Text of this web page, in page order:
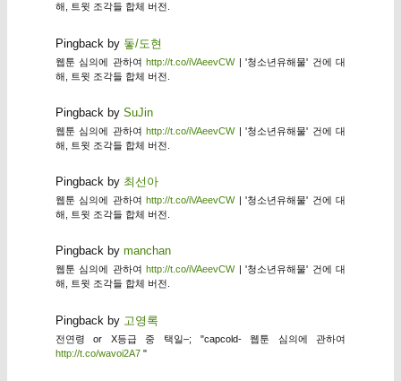
해, 트윗 조각들 합체 버전.
Pingback by 돟/도현
웹툰 심의에 관하여http://t.co/iVAeevCW| '청소년유해물' 건에 대
해, 트윗 조각들 합체 버전.
Pingback by SuJin
웹툰 심의에 관하여http://t.co/iVAeevCW| '청소년유해물' 건에 대
해, 트윗 조각들 합체 버전.
Pingback by 최선아
웹툰 심의에 관하여http://t.co/iVAeevCW| '청소년유해물' 건에 대
해, 트윗 조각들 합체 버전.
Pingback by manchan
웹툰 심의에 관하여 http://t.co/iVAeevCW| '청소년유해물' 건에 대
해, 트윗 조각들 합체 버전.
Pingback by 고영록
전연령 or X등급 중 택일–; "capcold- 웹툰 심의에 관하여
http://t.co/wavoi2A7"